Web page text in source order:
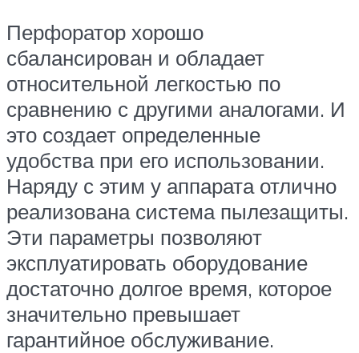
Перфоратор хорошо
сбалансирован и обладает
относительной легкостью по
сравнению с другими аналогами. И
это создает определенные
удобства при его использовании.
Наряду с этим у аппарата отлично
реализована система пылезащиты.
Эти параметры позволяют
эксплуатировать оборудование
достаточно долгое время, которое
значительно превышает
гарантийное обслуживание.